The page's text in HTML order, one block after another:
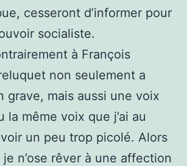
cesseront d’informer pour
socialiste.
à François
non seulement a
grave, mais aussi une voix
la même voix que j’ai au
un peu trop picolé. Alors
n’ose rêver à une affection